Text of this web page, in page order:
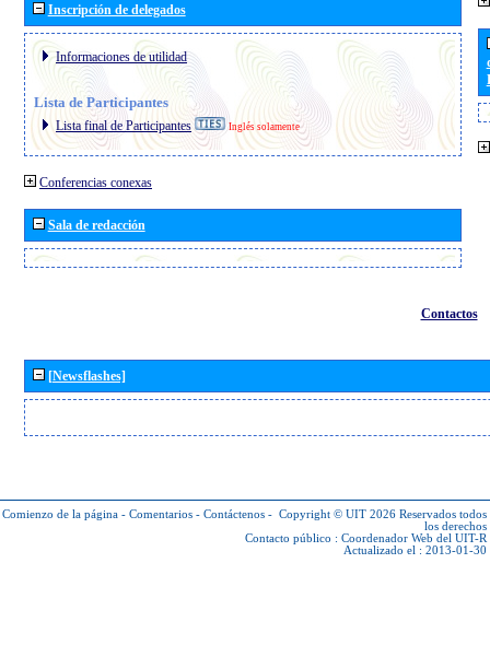
Inscripción de delegados
Informaciones de utilidad
Lista de Participantes
Lista final de Participantes Inglés solamente
Conferencias conexas
Sala de redacción
Contactos
[Newsflashes]
Comienzo de la página - Comentarios - Contáctenos - Copyright © UIT 2026 Reservados todos
los derechos
Contacto público : Coordenador Web del UIT-R
Actualizado el : 2013-01-30